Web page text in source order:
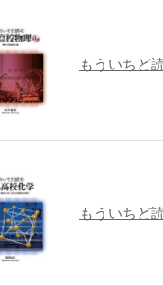
もういち
もういちど